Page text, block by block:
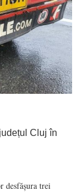
Cluj în
desfășura trei